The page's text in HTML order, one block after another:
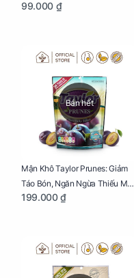
Đường, Dị Tật Thai Nhi Túi 25g
99.000 ₫
Bán hết
Mận Khô Taylor Prunes: Giảm
Táo Bón, Ngăn Ngừa Thiếu Máu
Cho Mẹ Bầu Túi 250g
199.000 ₫